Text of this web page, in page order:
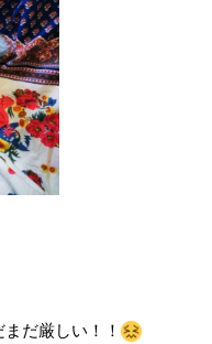
だ厳しい！！